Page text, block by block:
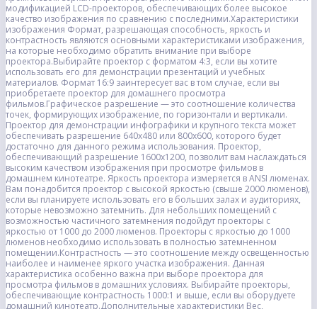
модификацией LCD-проекторов, обеспечивающих более высокое
качество изображения по сравнению с последними.Характеристики
изображения Формат, разрешающая способность, яркость и
контрастность являются основными характеристиками изображения,
на которые необходимо обратить внимание при выборе
проектора.Выбирайте проектор с форматом 4:3, если вы хотите
использовать его для демонстрации презентаций и учебных
материалов. Формат 16:9 заинтересует вас в том случае, если вы
приобретаете проектор для домашнего просмотра
фильмов.Графическое разрешение — это соотношение количества
точек, формирующих изображение, по горизонтали и вертикали.
Проектор для демонстрации инфографики и крупного текста может
обеспечивать разрешение 640х480 или 800х600, которого будет
достаточно для данного режима использования. Проектор,
обеспечивающий разрешение 1600x1200, позволит вам наслаждаться
высоким качеством изображения при просмотре фильмов в
домашнем кинотеатре. Яркость проектора измеряется в ANSI люменах.
Вам понадобится проектор с высокой яркостью (свыше 2000 люменов),
если вы планируете использовать его в больших залах и аудиториях,
которые невозможно затемнить. Для небольших помещений с
возможностью частичного затемнения подойдут проекторы с
яркостью от 1000 до 2000 люменов. Проекторы с яркостью до 1000
люменов необходимо использовать в полностью затемненном
помещении.Контрастность — это соотношение между освещенностью
наиболее и наименее яркого участка изображения. Данная
характеристика особенно важна при выборе проектора для
просмотра фильмов в домашних условиях. Выбирайте проекторы,
обеспечивающие контрастность 1000:1 и выше, если вы оборудуете
домашний кинотеатр.Дополнительные характеристики Вес,